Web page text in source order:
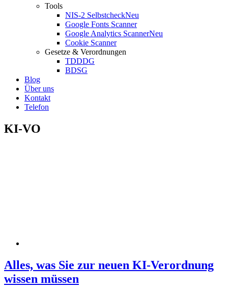
Tools
NIS-2 SelbstcheckNeu
Google Fonts Scanner
Google Analytics ScannerNeu
Cookie Scanner
Gesetze & Verordnungen
TDDDG
BDSG
Blog
Über uns
Kontakt
Telefon
KI-VO
Alles, was Sie zur neuen KI-Verordnung
wissen müssen